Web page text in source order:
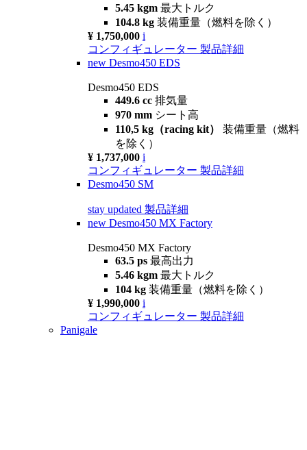
5.45 kgm 最大トルク
104.8 kg 装備重量（燃料を除く）
¥ 1,750,000 i
コンフィギュレーター 製品詳細
new Desmo450 EDS
Desmo450 EDS
449.6 cc 排気量
970 mm シート高
110,5 kg（racing kit） 装備重量（燃料
を除く）
¥ 1,737,000 i
コンフィギュレーター 製品詳細
Desmo450 SM
stay updated 製品詳細
new Desmo450 MX Factory
Desmo450 MX Factory
63.5 ps 最高出力
5.46 kgm 最大トルク
104 kg 装備重量（燃料を除く）
¥ 1,990,000 i
コンフィギュレーター 製品詳細
Panigale